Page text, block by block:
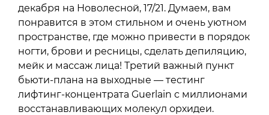
декабря на Новолесной, 17/21. Думаем, вам
понравится в этом стильном и очень уютном
пространстве, где можно привести в порядок
ногти, брови и ресницы, сделать депиляцию,
мейк и массаж лица! Третий важный пункт
бьюти-плана на выходные — тестинг
лифтинг-концентрата Guerlain с миллионами
восстанавливающих молекул орхидеи.